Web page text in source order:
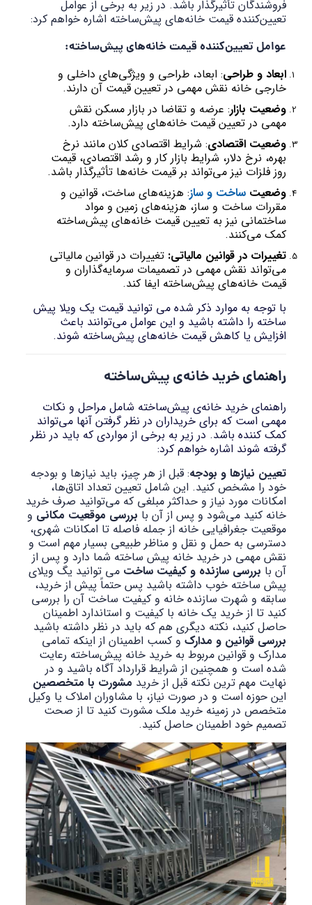
فروشندگان تأثیرگذار باشد. در زیر به برخی از عوامل
تعیین‌کننده قیمت خانه‌های پیش‌ساخته اشاره خواهم کرد:
عوامل تعیین‌کننده قیمت خانه‌های پیش‌ساخته:
ابعاد و طراحی: ابعاد، طراحی و ویژگی‌های داخلی و
خارجی خانه نقش مهمی در تعیین قیمت آن دارند.
وضعیت بازار: عرضه و تقاضا در بازار مسکن نقش
مهمی در تعیین قیمت خانه‌های پیش‌ساخته دارد.
وضعیت اقتصادی: شرایط اقتصادی کلان مانند نرخ
بهره، نرخ دلار، شرایط بازار کار و رشد اقتصادی، قیمت
روز فلزات نیز می‌تواند بر قیمت خانه‌ها تأثیرگذار باشد.
وضعیت ساخت و ساز: هزینه‌های ساخت، قوانین و
مقررات ساخت و ساز، هزینه‌های زمین و مواد
ساختمانی نیز به تعیین قیمت خانه‌های پیش‌ساخته
کمک می‌کنند.
تغییرات در قوانین مالیاتی: تغییرات در قوانین مالیاتی
می‌تواند نقش مهمی در تصمیمات سرمایه‌گذاران و
قیمت خانه‌های پیش‌ساخته ایفا کند.
با توجه به موارد ذکر شده می توانید قیمت یک ویلا پیش
ساخته را داشته باشید و این عوامل می‌توانند باعث
افزایش یا کاهش قیمت خانه‌های پیش‌ساخته شوند.
راهنمای خرید خانه‌ی پیش‌ساخته
راهنمای خرید خانه‌ی پیش‌ساخته شامل مراحل و نکات
مهمی است که برای خریداران در نظر گرفتن آنها می‌تواند
کمک کننده باشد. در زیر به برخی از مواردی که باید در نظر
گرفته شوند اشاره خواهم کرد:
تعیین نیازها و بودجه: قبل از هر چیز، باید نیازها و بودجه
خود را مشخص کنید. این شامل تعیین تعداد اتاق‌ها،
امکانات مورد نیاز و حداکثر مبلغی که می‌توانید صرف خرید
خانه کنید می‌شود و پس از آن با بررسی موقعیت مکانی و
موقعیت جغرافیایی خانه از جمله فاصله تا امکانات شهری،
دسترسی به حمل و نقل و مناظر طبیعی بسیار مهم است و
نقش مهمی در خرید خانه پیش ساخته شما دارد و پس از
آن با بررسی سازنده و کیفیت ساخت می توانید یگ ویلای
پیش ساخته خوب داشته باشید پس حتماً پیش از خرید،
سابقه و شهرت سازنده خانه و کیفیت ساخت آن را بررسی
کنید تا از خرید یک خانه با کیفیت و استاندارد اطمینان
حاصل کنید، نکته دیگری هم که باید در نظر داشته باشید
بررسی قوانین و مدارکو کسب اطمینان از اینکه تمامی
مدارک و قوانین مربوط به خرید خانه پیش‌ساخته رعایت
شده است و همچنین از شرایط قرارداد آگاه باشید و در
نهایت مهم ترین نکته قبل از خرید مشورت با متخصصین
این حوزه است و در صورت نیاز، با مشاوران املاک یا وکیل
متخصص در زمینه خرید ملک مشورت کنید تا از صحت
تصمیم خود اطمینان حاصل کنید.